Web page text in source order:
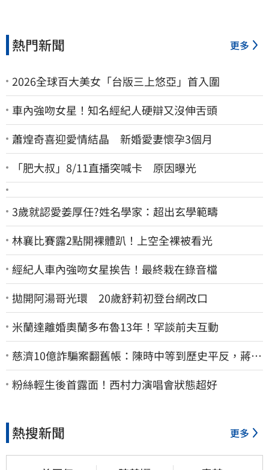
熱門新聞 更多
2026全球百大美女「台版三上悠亞」首入圍
車內強吻女星！知名經紀人硬辯又沒伸舌頭
蕭煌奇喜迎愛情結晶 新婚愛妻懷孕3個月
「肥大叔」8/11直播突喊卡 原因曝光
3歲就認愛姜厚任?姓名學家：超出玄學範疇
林襄比賽露2點開裸體趴！上空全裸被看光
經紀人車內強吻女星挨告！最終栽在錄音檔
拋開阿湯哥光環 20歲舒莉初登台網改口
米蘭達離婚奧蘭多布魯13年！罕談前夫互動
慈濟10億詐騙案翻舊帳：陳時中等到歷史平反，蔣萬
安償還2022政治利息
粉絲輕生後首露面！西村力演唱會狀態超好
熱搜新聞 更多